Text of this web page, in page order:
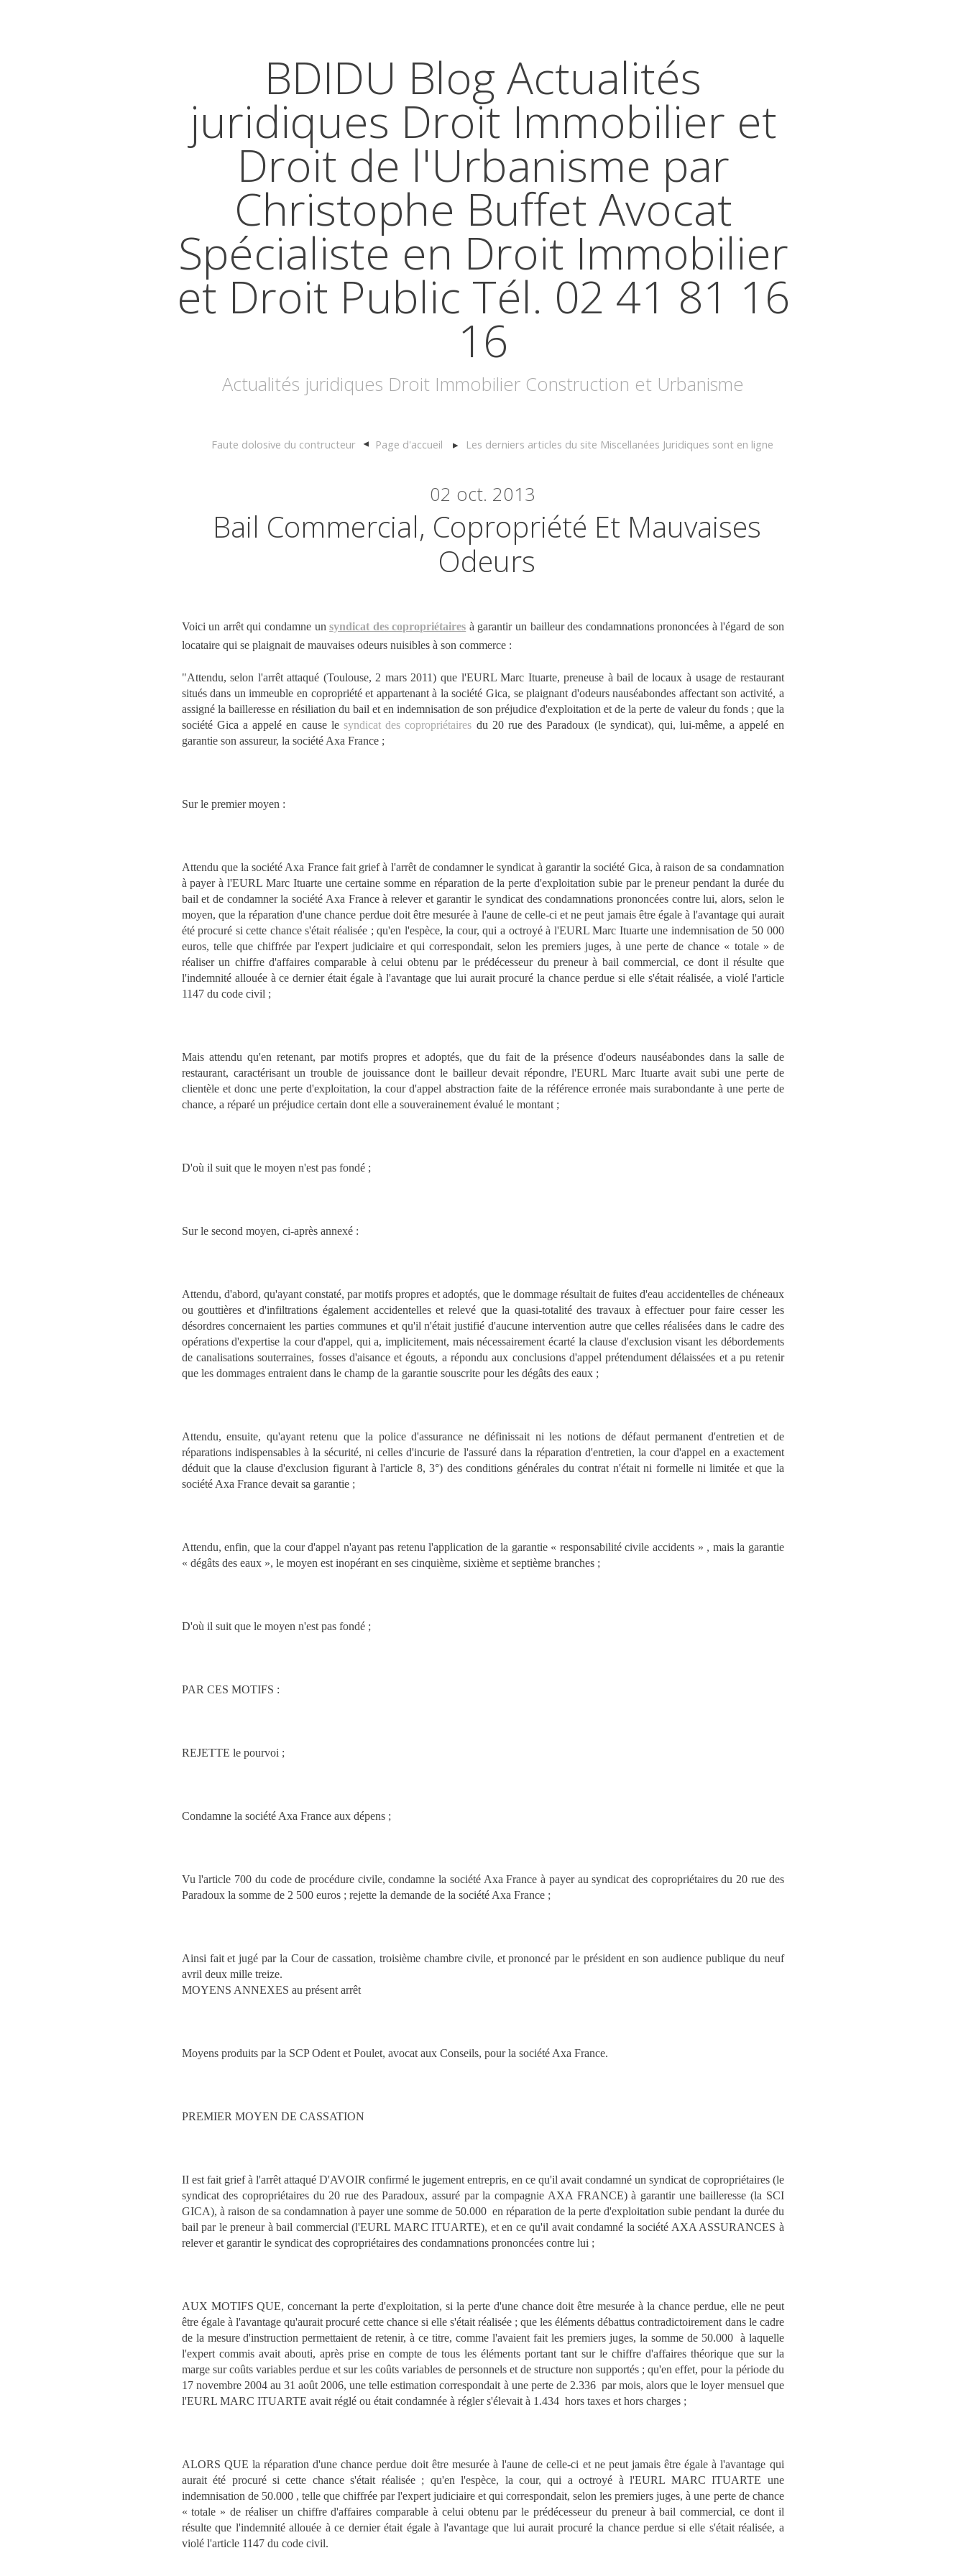
BDIDU Blog Actualités
juridiques Droit Immobilier et
Droit de l'Urbanisme par
Christophe Buffet Avocat
Spécialiste en Droit Immobilier
et Droit Public Tél. 02 41 81 16
16
Actualités juridiques Droit Immobilier Construction et Urbanisme
Faute dolosive du contructeur Page d'accueil Les derniers articles du site Miscellanées Juridiques sont en ligne
02 oct. 2013
Bail Commercial, Copropriété Et Mauvaises
Odeurs
Voici un arrêt qui condamne unsyndicat des copropriétaires à garantir un bailleur des condamnations prononcées à l'égard de son
locataire qui se plaignait de mauvaises odeurs nuisibles à son commerce :
"Attendu, selon l'arrêt attaqué (Toulouse, 2 mars 2011) que l'EURL Marc Ituarte, preneuse à bail de locaux à usage de restaurant
situés dans un immeuble en copropriété et appartenant à la société Gica, se plaignant d'odeurs nauséabondes affectant son activité, a
assigné la bailleresse en résiliation du bail et en indemnisation de son préjudice d'exploitation et de la perte de valeur du fonds ; que la
société Gica a appelé en cause le syndicat des copropriétaires du 20 rue des Paradoux (le syndicat), qui, lui-même, a appelé en
garantie son assureur, la société Axa France ;
Sur le premier moyen :
Attendu que la société Axa France fait grief à l'arrêt de condamner le syndicat à garantir la société Gica, à raison de sa condamnation
à payer à l'EURL Marc Ituarte une certaine somme en réparation de la perte d'exploitation subie par le preneur pendant la durée du
bail et de condamner la société Axa France à relever et garantir le syndicat des condamnations prononcées contre lui, alors, selon le
moyen, que la réparation d'une chance perdue doit être mesurée à l'aune de celle-ci et ne peut jamais être égale à l'avantage qui aurait
été procuré si cette chance s'était réalisée ; qu'en l'espèce, la cour, qui a octroyé à l'EURL Marc Ituarte une indemnisation de 50 000
euros, telle que chiffrée par l'expert judiciaire et qui correspondait, selon les premiers juges, à une perte de chance « totale » de
réaliser un chiffre d'affaires comparable à celui obtenu par le prédécesseur du preneur à bail commercial, ce dont il résulte que
l'indemnité allouée à ce dernier était égale à l'avantage que lui aurait procuré la chance perdue si elle s'était réalisée, a violé l'article
1147 du code civil ;
Mais attendu qu'en retenant, par motifs propres et adoptés, que du fait de la présence d'odeurs nauséabondes dans la salle de
restaurant, caractérisant un trouble de jouissance dont le bailleur devait répondre, l'EURL Marc Ituarte avait subi une perte de
clientèle et donc une perte d'exploitation, la cour d'appel abstraction faite de la référence erronée mais surabondante à une perte de
chance, a réparé un préjudice certain dont elle a souverainement évalué le montant ;
D'où il suit que le moyen n'est pas fondé ;
Sur le second moyen, ci-après annexé :
Attendu, d'abord, qu'ayant constaté, par motifs propres et adoptés, que le dommage résultait de fuites d'eau accidentelles de chéneaux
ou gouttières et d'infiltrations également accidentelles et relevé que la quasi-totalité des travaux à effectuer pour faire cesser les
désordres concernaient les parties communes et qu'il n'était justifié d'aucune intervention autre que celles réalisées dans le cadre des
opérations d'expertise la cour d'appel, qui a, implicitement, mais nécessairement écarté la clause d'exclusion visant les débordements
de canalisations souterraines, fosses d'aisance et égouts, a répondu aux conclusions d'appel prétendument délaissées et a pu retenir
que les dommages entraient dans le champ de la garantie souscrite pour les dégâts des eaux ;
Attendu, ensuite, qu'ayant retenu que la police d'assurance ne définissait ni les notions de défaut permanent d'entretien et de
réparations indispensables à la sécurité, ni celles d'incurie de l'assuré dans la réparation d'entretien, la cour d'appel en a exactement
déduit que la clause d'exclusion figurant à l'article 8, 3°) des conditions générales du contrat n'était ni formelle ni limitée et que la
société Axa France devait sa garantie ;
Attendu, enfin, que la cour d'appel n'ayant pas retenu l'application de la garantie « responsabilité civile accidents » , mais la garantie
« dégâts des eaux », le moyen est inopérant en ses cinquième, sixième et septième branches ;
D'où il suit que le moyen n'est pas fondé ;
PAR CES MOTIFS :
REJETTE le pourvoi ;
Condamne la société Axa France aux dépens ;
Vu l'article 700 du code de procédure civile, condamne la société Axa France à payer au syndicat des copropriétaires du 20 rue des
Paradoux la somme de 2 500 euros ; rejette la demande de la société Axa France ;
Ainsi fait et jugé par la Cour de cassation, troisième chambre civile, et prononcé par le président en son audience publique du neuf
avril deux mille treize.
MOYENS ANNEXES au présent arrêt
Moyens produits par la SCP Odent et Poulet, avocat aux Conseils, pour la société Axa France.
PREMIER MOYEN DE CASSATION
II est fait grief à l'arrêt attaqué D'AVOIR confirmé le jugement entrepris, en ce qu'il avait condamné un syndicat de copropriétaires (le
syndicat des copropriétaires du 20 rue des Paradoux, assuré par la compagnie AXA FRANCE) à garantir une bailleresse (la SCI
GICA), à raison de sa condamnation à payer une somme de 50.000  en réparation de la perte d'exploitation subie pendant la durée du
bail par le preneur à bail commercial (l'EURL MARC ITUARTE), et en ce qu'il avait condamné la société AXA ASSURANCES à
relever et garantir le syndicat des copropriétaires des condamnations prononcées contre lui ;
AUX MOTIFS QUE, concernant la perte d'exploitation, si la perte d'une chance doit être mesurée à la chance perdue, elle ne peut
être égale à l'avantage qu'aurait procuré cette chance si elle s'était réalisée ; que les éléments débattus contradictoirement dans le cadre
de la mesure d'instruction permettaient de retenir, à ce titre, comme l'avaient fait les premiers juges, la somme de 50.000  à laquelle
l'expert commis avait abouti, après prise en compte de tous les éléments portant tant sur le chiffre d'affaires théorique que sur la
marge sur coûts variables perdue et sur les coûts variables de personnels et de structure non supportés ; qu'en effet, pour la période du
17 novembre 2004 au 31 août 2006, une telle estimation correspondait à une perte de 2.336  par mois, alors que le loyer mensuel que
l'EURL MARC ITUARTE avait réglé ou était condamnée à régler s'élevait à 1.434  hors taxes et hors charges ;
ALORS QUE la réparation d'une chance perdue doit être mesurée à l'aune de celle-ci et ne peut jamais être égale à l'avantage qui
aurait été procuré si cette chance s'était réalisée ; qu'en l'espèce, la cour, qui a octroyé à l'EURL MARC ITUARTE une
indemnisation de 50.000 , telle que chiffrée par l'expert judiciaire et qui correspondait, selon les premiers juges, à une perte de chance
« totale » de réaliser un chiffre d'affaires comparable à celui obtenu par le prédécesseur du preneur à bail commercial, ce dont il
résulte que l'indemnité allouée à ce dernier était égale à l'avantage que lui aurait procuré la chance perdue si elle s'était réalisée, a
violé l'article 1147 du code civil.